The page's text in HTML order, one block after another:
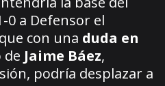
0 a Defensor el
con una duda en
de Jaime Báez,
podría desplazar a